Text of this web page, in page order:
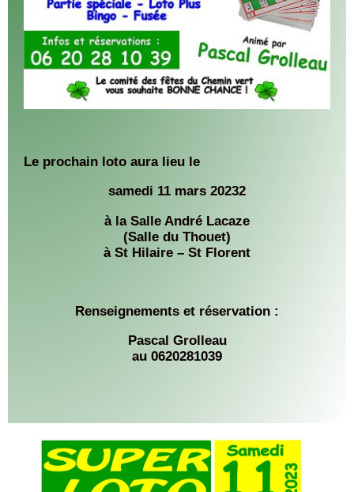
Le prochain loto aura lieu le
samedi 11 mars 20232
à la Salle André Lacaze
(Salle du Thouet)
à St Hilaire – St Florent
Renseignements et réservation :
Pascal Grolleau
au 0620281039